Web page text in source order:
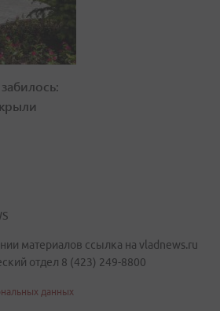
материалов ссылка на vladnews.ru
отдел 8 (423) 249-8800
данных